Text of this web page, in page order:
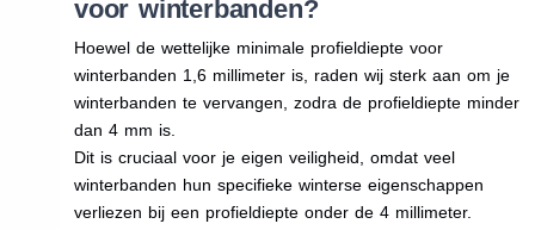
voor winterbanden?
Hoewel de wettelijke minimale profieldiepte voor
winterbanden 1,6 millimeter is, raden wij sterk aan om je
winterbanden te vervangen, zodra de profieldiepte minder
dan 4 mm is.
Dit is cruciaal voor je eigen veiligheid, omdat veel
winterbanden hun specifieke winterse eigenschappen
verliezen bij een profieldiepte onder de 4 millimeter.